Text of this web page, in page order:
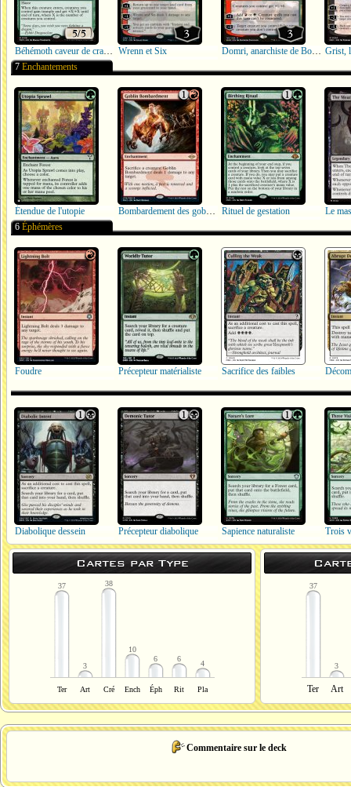
Béhémoth caveur de cratères Wrenn et Six Domri, anarchiste de Bolas Grist,
7 Enchantements
Étendue de l'utopie Bombardement des gobelins
Rituel de gestation
6 Éphémères
Foudre Précepteur matérialiste Sacrifice des faibles
Diabolique dessein Précepteur diabolique Sapience naturaliste Trois
Cartes par Type
37
3
38
10
6
6
4
Ter Art Cré Ench Éph Rit Pla
37
3
Ter Art
Commentaire sur le deck